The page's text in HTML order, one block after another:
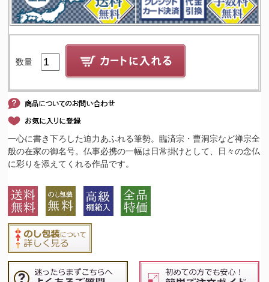
数量
一心に書き下ろした迫力あふれる筆勢。臨済宗・曹洞宗など禅宗全
般の在家の御名号。仏事必携の一幅は日常掛けとして、日々の念仏
に彩りを添えてくれる作品です。